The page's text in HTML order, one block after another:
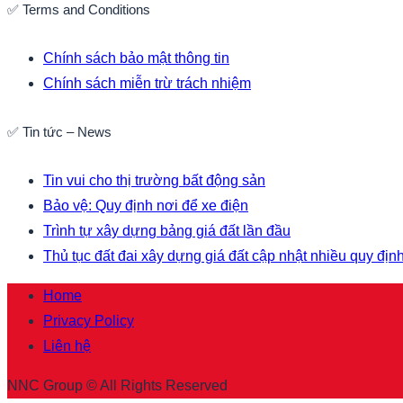
✅ Terms and Conditions
Chính sách bảo mật thông tin
Chính sách miễn trừ trách nhiệm
✅ Tin tức – News
Tin vui cho thị trường bất động sản
Bảo vệ: Quy định nơi để xe điện
Trình tự xây dựng bảng giá đất lần đầu
Thủ tục đất đai xây dựng giá đất cập nhật nhiều quy
Home
Privacy Policy
Liên hệ
NNC Group © All Rights Reserved